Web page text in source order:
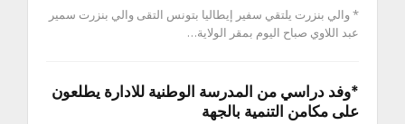
* والي بنزرت يلتقي سفير إيطاليا بتونس التقى والي بنزرت سمير
عبد اللاوي صباح اليوم بمقر الولاية…
*وفد دراسي من المدرسة الوطنية للادارة يطلعون
على مكامن التنمية بالجهة